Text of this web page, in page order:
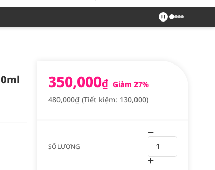
350,000₫ Giảm 27%
480,000₫(Tiết kiệm: 130,000)
SỐ LƯỢNG